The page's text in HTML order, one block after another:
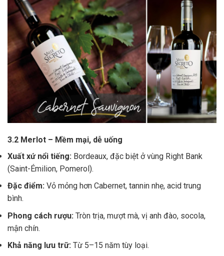
3.2 Merlot – Mềm mại, dễ uống
Xuất xứ nổi tiếng: Bordeaux, đặc biệt ở vùng Right Bank
(Saint-Émilion, Pomerol).
Đặc điểm: Vỏ mỏng hơn Cabernet, tannin nhẹ, acid trung
bình.
Phong cách rượu: Tròn trịa, mượt mà, vị anh đào, socola,
mận chín.
Khả năng lưu trữ: Từ 5–15 năm tùy loại.